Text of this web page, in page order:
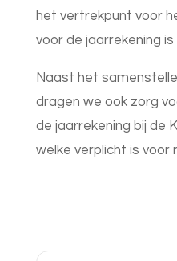
het vertrekpunt voor
voor de jaarrekening
Naast het
dragen we ook zorg
de jaarrekening bij de
welke verplicht is voor